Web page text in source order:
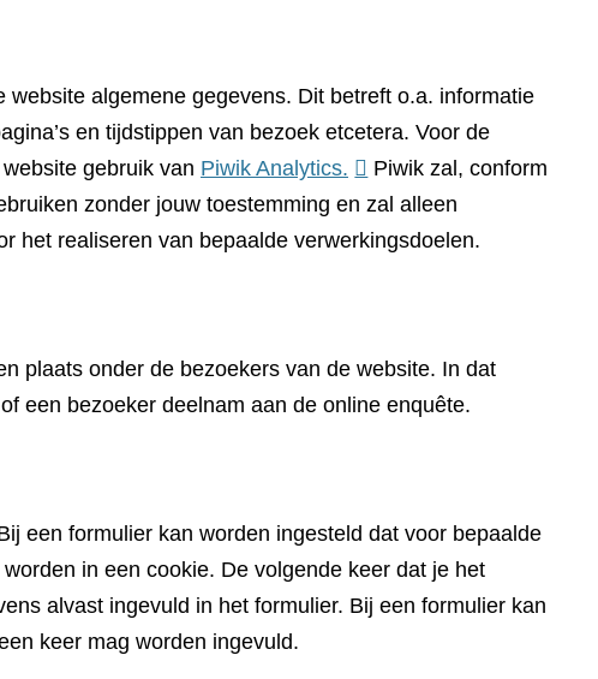
algemene gegevens. Dit betreft o.a. informatie
en tijdstippen van bezoek etcetera. Voor de
gebruik van Piwik Analytics. (verwijst
naar
een
Piwik zal, conform
zonder jouw toestemming en zal alleen
het realiseren van bepaalde verwerkingsdoelen.
plaats onder de bezoekers van de website. In dat
een bezoeker deelnam aan de online enquête.
een formulier kan worden ingesteld dat voor bepaalde
in een cookie. De volgende keer dat je het
alvast ingevuld in het formulier. Bij een formulier kan
keer mag worden ingevuld.